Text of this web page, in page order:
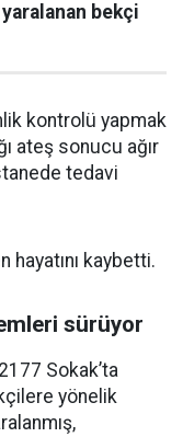
bekçi
kontrolü yapmak
ateş sonucu ağır
tedavi
hayatını kaybetti.
sürüyor
Sokak’ta
yönelik